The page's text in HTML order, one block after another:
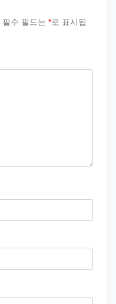
필수 필드는 *로 표시됩